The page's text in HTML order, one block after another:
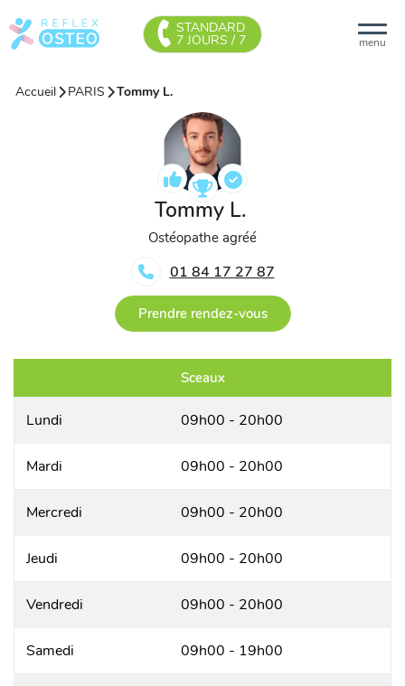
menu
STANDARD
7 JOURS / 7
Accueil PARIS Tommy L.
Tommy L.
Ostéopathe agréé
01 84 17 27 87
Prendre rendez-vous
Sceaux
Lundi 09h00 - 20h00
Mardi 09h00 - 20h00
Mercredi 09h00 - 20h00
Jeudi 09h00 - 20h00
Vendredi 09h00 - 20h00
Samedi 09h00 - 19h00